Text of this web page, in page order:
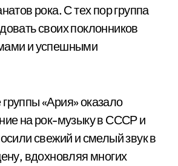
рока. С тех пор группа
своих поклонников
и успешными
«Ария» оказало
на рок-музыку в СССР и
свежий и смелый звук в
вдохновляя многих